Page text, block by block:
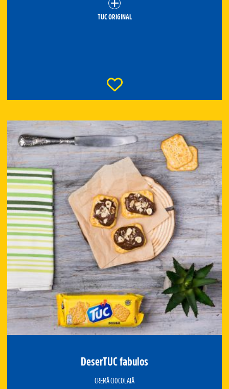
TUC ORIGINAL
DeserTUC fabulos
CREMĂ CIOCOLATĂ